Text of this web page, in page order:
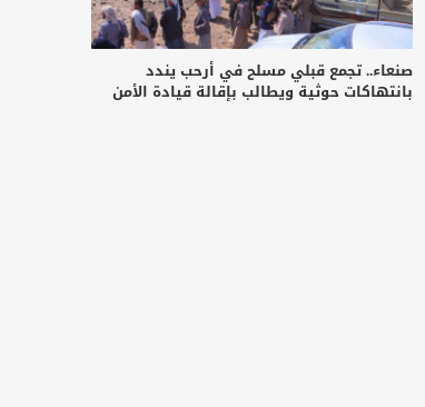
صنعاء.. تجمع قبلي مسلح في أرحب يندد
بانتهاكات حوثية ويطالب بإقالة قيادة الأمن